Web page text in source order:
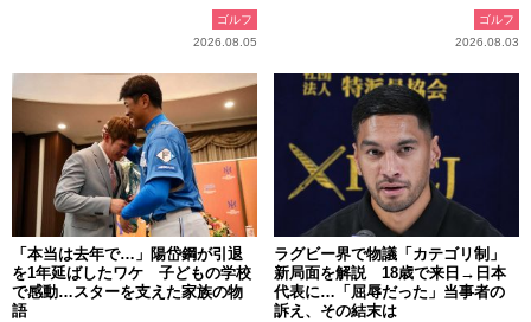
ゴルフ
2026.08.05
ゴルフ
2026.08.03
「本当は去年で…」陽岱鋼が引退
を1年延ばしたワケ 子どもの学校
で感動…スターを支えた家族の物
語
ラグビー界で物議「カテゴリ制」
新局面を解説 18歳で来日→日本
代表に…「屈辱だった」当事者の
訴え、その結末は